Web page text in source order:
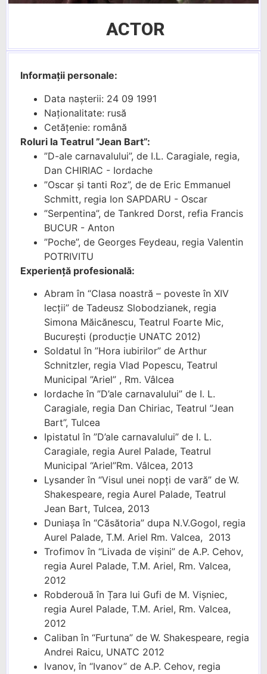
ACTOR
Informații personale:
Data nașterii: 24 09 1991
Naționalitate: rusă
Cetățenie: română
Roluri la Teatrul ”Jean Bart”:
”D-ale carnavalului”, de I.L. Caragiale, regia,
Dan CHIRIAC - Iordache
”Oscar și tanti Roz”, de de Eric Emmanuel
Schmitt, regia Ion SAPDARU - Oscar
”Serpentina”, de Tankred Dorst, refia Francis
BUCUR - Anton
”Poche”, de Georges Feydeau, regia Valentin
POTRIVITU
Experiență profesională:
Abram în “Clasa noastră – poveste în XIV
lecții” de Tadeusz Slobodzianek, regia
Simona Măicănescu, Teatrul Foarte Mic,
București (producție UNATC 2012)
Soldatul în ”Hora iubirilor” de Arthur
Schnitzler, regia Vlad Popescu, Teatrul
Municipal ”Ariel” , Rm. Vâlcea
Iordache în ”D’ale carnavalului” de I. L.
Caragiale, regia Dan Chiriac, Teatrul ”Jean
Bart”, Tulcea
Ipistatul în ”D’ale carnavalului” de I. L.
Caragiale, regia Aurel Palade, Teatrul
Municipal “Ariel”Rm. Vâlcea, 2013
Lysander în “Visul unei nopţi de vară” de W.
Shakespeare, regia Aurel Palade, Teatrul
Jean Bart, Tulcea, 2013
Duniașa în “Căsătoria” dupa N.V.Gogol, regia
Aurel Palade, T.M. Ariel Rm. Valcea, 2013
Trofimov în “Livada de vișini” de A.P. Cehov,
regia Aurel Palade, T.M. Ariel, Rm. Valcea,
2012
Robderouă în Țara lui Gufi de M. Vișniec,
regia Aurel Palade, T.M. Ariel, Rm. Valcea,
2012
Caliban în “Furtuna” de W. Shakespeare, regia
Andrei Raicu, UNATC 2012
Ivanov, în “Ivanov” de A.P. Cehov, regia